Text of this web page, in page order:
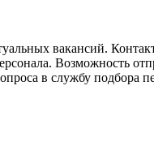
вакансий.
Возможность
в службу подбора